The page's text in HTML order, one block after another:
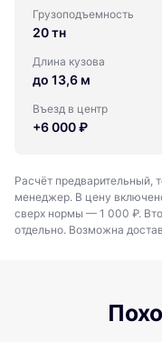
Грузоподъемность
20 тн
Длина кузова
до 13,6 м
Въезд в центр
+6 000 ₽
Расчёт предварительный,
менеджер. В цену
сверх нормы — 1 000 ₽.
отдельно. Возможна